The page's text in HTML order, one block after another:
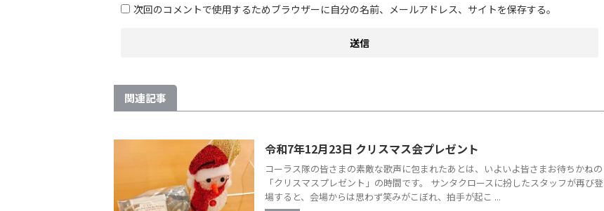
次回のコメントで使用するためブラウザーに自分の名前、メールアドレス、サイトを保存する。
関連記事
令和7年12月23日 クリスマス会プレゼント
コーラス隊の皆さまの素敵な歌声に包まれたあとは、いよいよ皆さまお待ちかねの
「クリスマスプレゼント」の時間です。 サンタクロースに扮したスタッフが再び登
場すると、会場からは思わず笑みがこぼれ、拍手が起こ ...